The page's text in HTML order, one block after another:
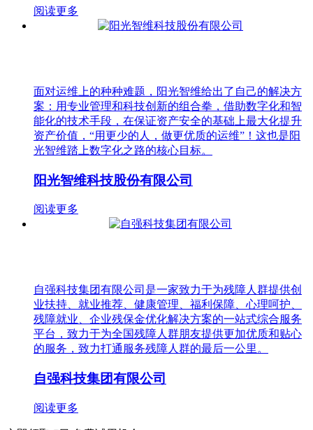
阅读更多
面对运维上的种种难题，阳光智维给出了自己的解决方
案：用专业管理和科技创新的组合拳，借助数字化和智
能化的技术手段，在保证资产安全的基础上最大化提升
资产价值，“用更少的人，做更优质的运维”！这也是阳
光智维踏上数字化之路的核心目标。
阳光智维科技股份有限公司
阅读更多
自强科技集团有限公司是一家致力于为残障人群提供创
业扶持、就业推荐、健康管理、福利保障、心理呵护、
残障就业、企业残保金优化解决方案的一站式综合服务
平台，致力于为全国残障人群朋友提供更加优质和贴心
的服务，致力打通服务残障人群的最后一公里。
自强科技集团有限公司
阅读更多